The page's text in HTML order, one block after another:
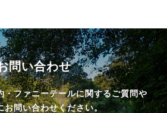
問い合わせ
・ファニーテールに関するご質問や
お問い合わせください。